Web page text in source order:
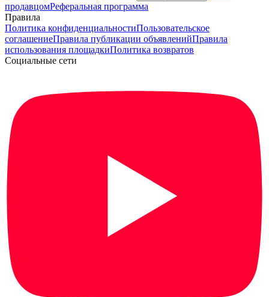
продавцомРеферальная программа
Правила
Политика конфиденциальностиПользовательское
соглашениеПравила публикации объявленийПравила
использования площадкиПолитика возвратов
Социальные сети